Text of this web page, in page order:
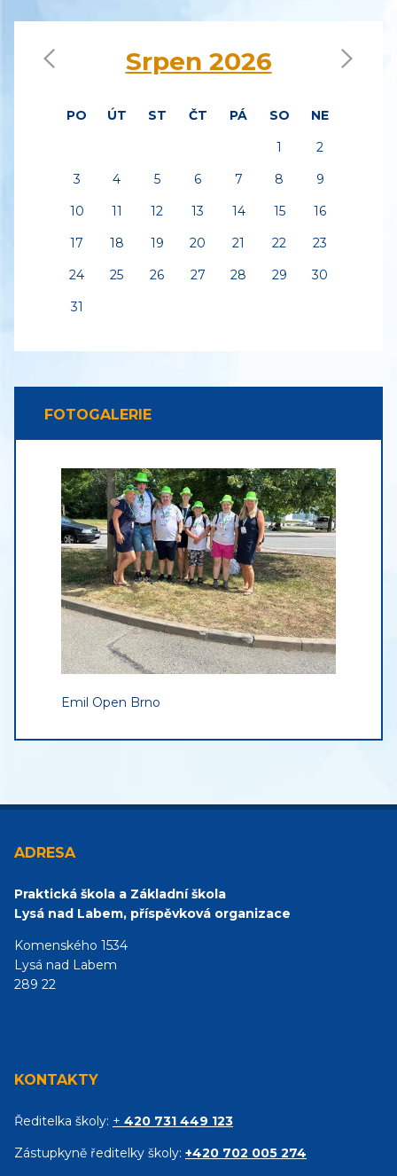
Srpen 2026
PO ÚT ST ČT PÁ SO
NE
1
2
3
4 5 6 7 8
9
10
11 12 13 14 15
16
17
18 19 20 21 22
23
24
25 26 27 28 29
30
31
FOTOGALERIE
Emil Open Brno
ADRESA
Praktická škola a Základní škola
Lysá nad Labem, příspěvková organizace
Komenského 1534
Lysá nad Labem
289 22
KONTAKTY
Ředitelka školy: + 420 731 449 123
Zástupkyně ředitelky školy: +420 702 005 274